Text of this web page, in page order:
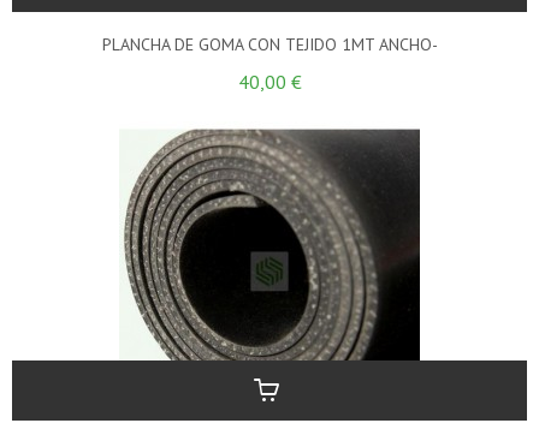
PLANCHA DE GOMA CON TEJIDO 1MT ANCHO-
40,00 €